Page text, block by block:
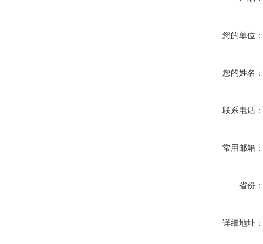
您的单位：
您的姓名：
联系电话：
常用邮箱：
省份：
详细地址：